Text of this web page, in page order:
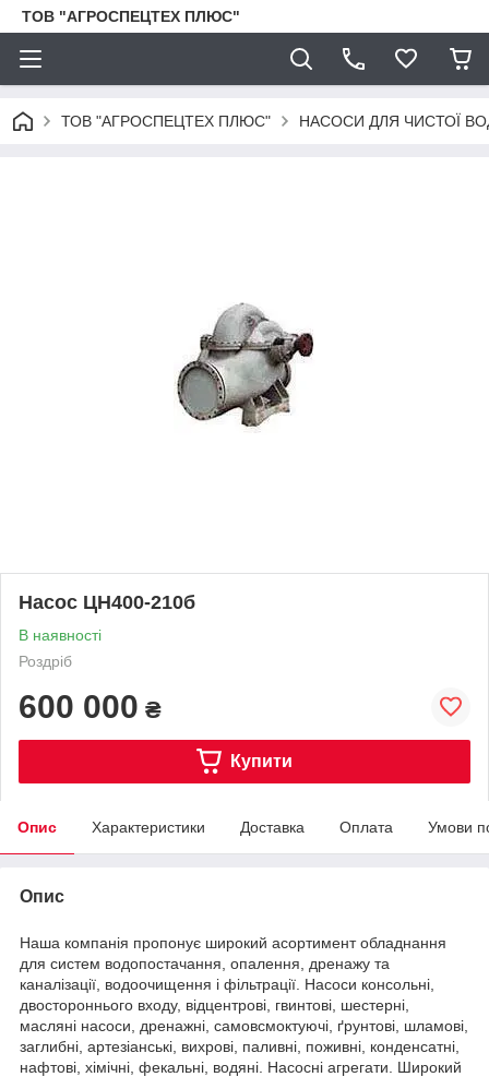
ТОВ "АГРОСПЕЦТЕХ ПЛЮС"
ТОВ "АГРОСПЕЦТЕХ ПЛЮС" НАСОСИ ДЛЯ ЧИСТОЇ
Насос ЦН400-210б
В наявності
Роздріб
600 000 ₴
Купити
Опис Характеристики Доставка Оплата Умови
Опис
Наша компанія пропонує широкий асортимент обладнання
для систем водопостачання, опалення, дренажу та
каналізації, водоочищення і фільтрації. Насоси консольні,
двостороннього входу, відцентрові, гвинтові, шестерні,
масляні насоси, дренажні, самовсмоктуючі, ґрунтові, шламові,
заглибні, артезіанські, вихрові, паливні, поживні, конденсатні,
нафтові, хімічні, фекальні, водяні. Насосні агрегати. Широкий